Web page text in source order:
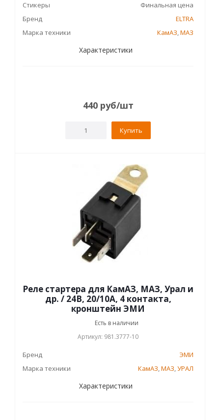
Стикеры
Финальная цена
Бренд
ELTRA
Марка техники
КамАЗ,МАЗ
Характеристики
440 руб/шт
Купить
Реле стартера для КамАЗ, МАЗ, Урал и
др. / 24В, 20/10А, 4 контакта,
кронштейн ЭМИ
Есть в наличии
Артикул: 981.3777-10
Бренд
ЭМИ
Марка техники
КамАЗ,МАЗ,УРАЛ
Характеристики